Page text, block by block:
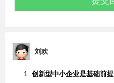
刘欢
1. 创新型中小企业是基础前提